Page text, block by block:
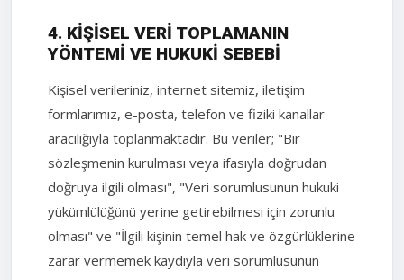
4. KIŞISEL VERI TOPLAMANIN
YÖNTEMI VE HUKUKI SEBEBI
Kişisel verileriniz, internet sitemiz, iletişim
formlarımız, e-posta, telefon ve fiziki kanallar
aracılığıyla toplanmaktadır. Bu veriler; "Bir
sözleşmenin kurulması veya ifasıyla doğrudan
doğruya ilgili olması", "Veri sorumlusunun hukuki
yükümlülüğünü yerine getirebilmesi için zorunlu
olması" ve "İlgili kişinin temel hak ve özgürlüklerine
zarar vermemek kaydıyla veri sorumlusunun